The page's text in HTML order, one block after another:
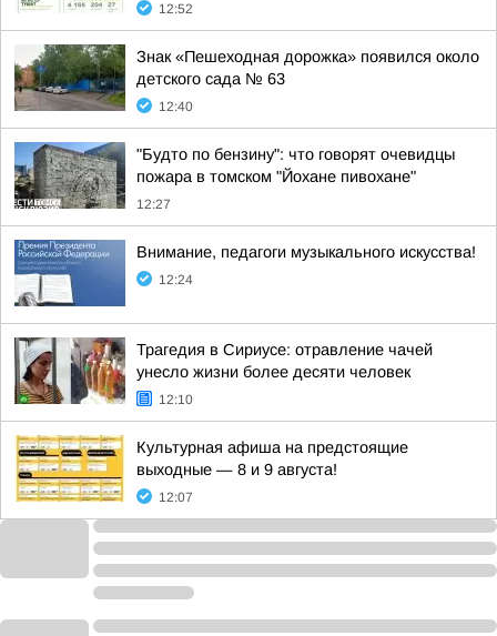
12:52
Знак «Пешеходная дорожка» появился около
детского сада № 63
12:40
"Будто по бензину": что говорят очевидцы
пожара в томском "Йохане пивохане"
12:27
Внимание, педагоги музыкального искусства!
12:24
Трагедия в Сириусе: отравление чачей
унесло жизни более десяти человек
12:10
Культурная афиша на предстоящие
выходные — 8 и 9 августа!
12:07